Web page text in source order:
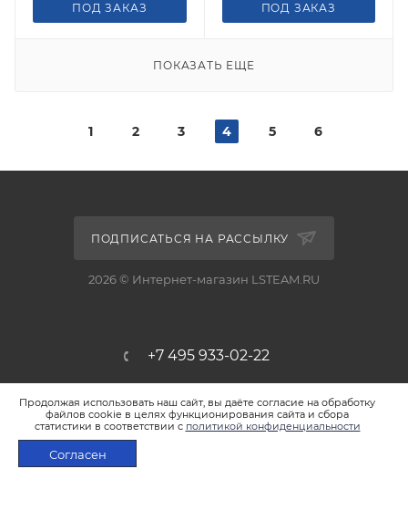
Продолжая использовать наш сайт, вы даёте согласие на обработку
файлов cookie в целях функционирования сайта и сбора
статистики в соответствии с политикой конфиденциальности
Согласен
ПОД ЗАКАЗ ПОД ЗАКАЗ
ПОКАЗАТЬ ЕЩЕ
1 2 3 4 5 6
ПОДПИСАТЬСЯ НА РАССЫЛКУ
2026 © Интернет-магазин LSTEAM.RU
+7 495 933-02-22
г. Москва, ул. 1905 года, д.7, стр.1